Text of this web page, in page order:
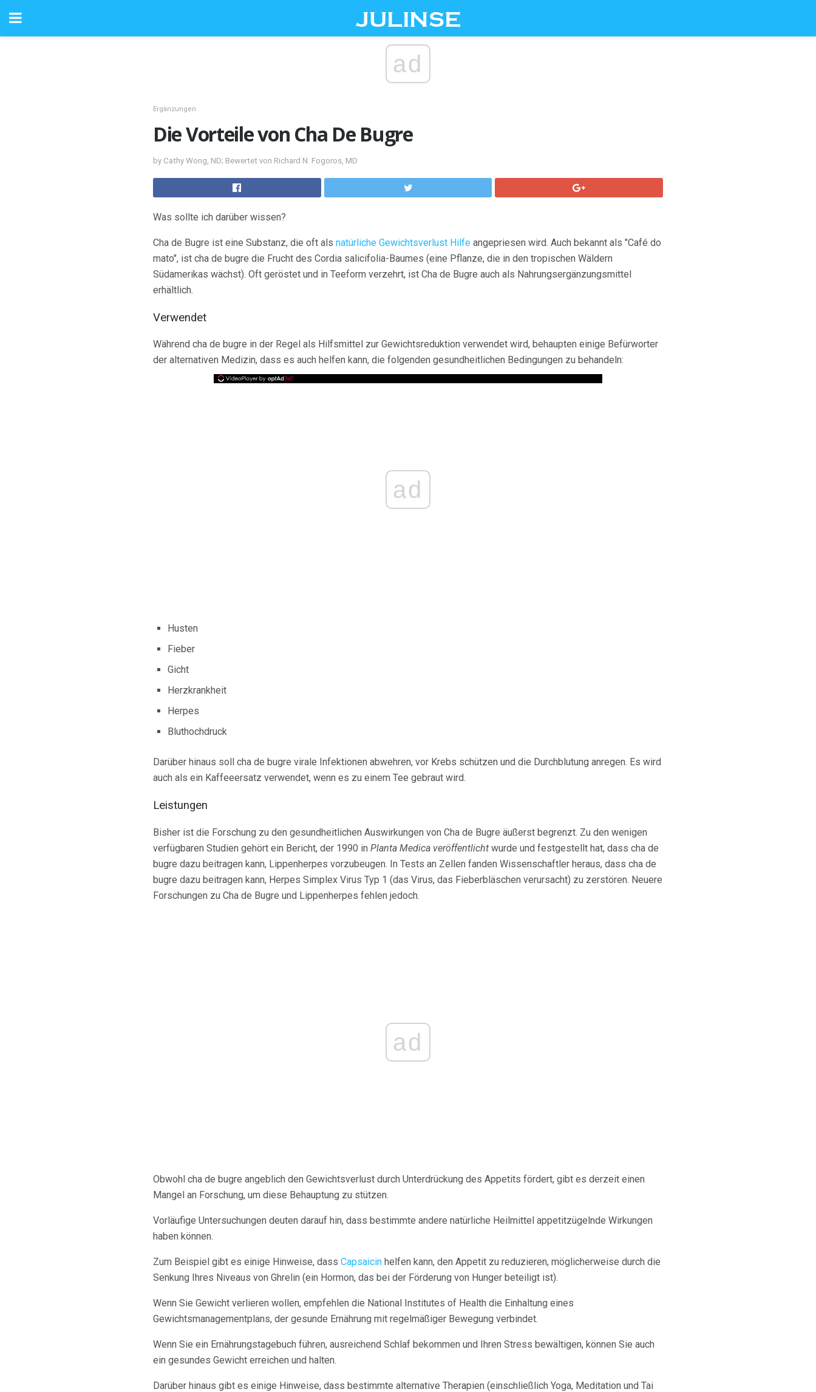
ad
Ergänzungen
Die Vorteile von Cha De Bugre
by Cathy Wong, ND; Bewertet von Richard N. Fogoros, MD
Was sollte ich darüber wissen?
Cha de Bugre ist eine Substanz, die oft als natürliche Gewichtsverlust Hilfe angepriesen wird. Auch bekannt als "Café do
mato", ist cha de bugre die Frucht des Cordia salicifolia-Baumes (eine Pflanze, die in den tropischen Wäldern
Südamerikas wächst). Oft geröstet und in Teeform verzehrt, ist Cha de Bugre auch als Nahrungsergänzungsmittel
erhältlich.
Verwendet
Während cha de bugre in der Regel als Hilfsmittel zur Gewichtsreduktion verwendet wird, behaupten einige Befürworter
der alternativen Medizin, dass es auch helfen kann, die folgenden gesundheitlichen Bedingungen zu behandeln:
ad
Husten
Fieber
Gicht
Herzkrankheit
Herpes
Bluthochdruck
Darüber hinaus soll cha de bugre virale Infektionen abwehren, vor Krebs schützen und die Durchblutung anregen. Es wird
auch als ein Kaffeeersatz verwendet, wenn es zu einem Tee gebraut wird.
Leistungen
Bisher ist die Forschung zu den gesundheitlichen Auswirkungen von Cha de Bugre äußerst begrenzt. Zu den wenigen
verfügbaren Studien gehört ein Bericht, der 1990 in Planta Medica veröffentlicht wurde und festgestellt hat, dass cha de
bugre dazu beitragen kann, Lippenherpes vorzubeugen. In Tests an Zellen fanden Wissenschaftler heraus, dass cha de
bugre dazu beitragen kann, Herpes Simplex Virus Typ 1 (das Virus, das Fieberbläschen verursacht) zu zerstören. Neuere
Forschungen zu Cha de Bugre und Lippenherpes fehlen jedoch.
ad
Obwohl cha de bugre angeblich den Gewichtsverlust durch Unterdrückung des Appetits fördert, gibt es derzeit einen
Mangel an Forschung, um diese Behauptung zu stützen.
Vorläufige Untersuchungen deuten darauf hin, dass bestimmte andere natürliche Heilmittel appetitzügelnde Wirkungen
haben können.
Zum Beispiel gibt es einige Hinweise, dass Capsaicin helfen kann, den Appetit zu reduzieren, möglicherweise durch die
Senkung Ihres Niveaus von Ghrelin (ein Hormon, das bei der Förderung von Hunger beteiligt ist).
Wenn Sie Gewicht verlieren wollen, empfehlen die National Institutes of Health die Einhaltung eines
Gewichtsmanagementplans, der gesunde Ernährung mit regelmäßiger Bewegung verbindet.
Wenn Sie ein Ernährungstagebuch führen, ausreichend Schlaf bekommen und Ihren Stress bewältigen, können Sie auch
ein gesundes Gewicht erreichen und halten.
Darüber hinaus gibt es einige Hinweise, dass bestimmte alternative Therapien (einschließlich Yoga, Meditation und Tai